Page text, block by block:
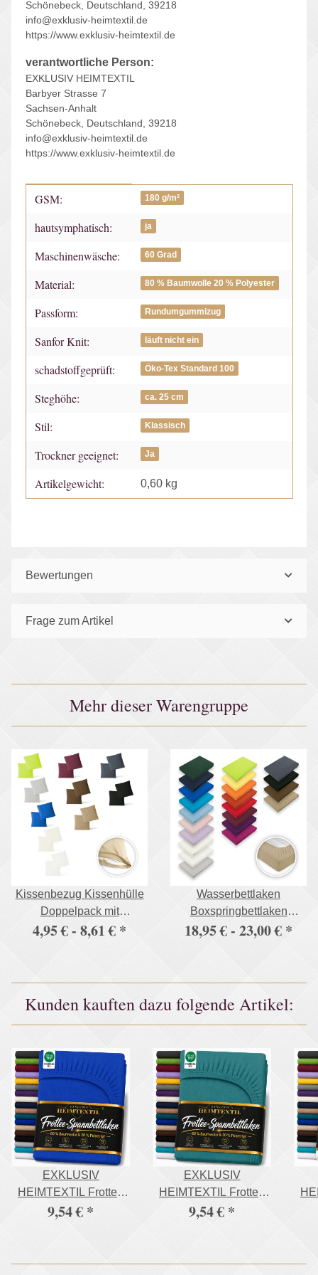
Schönebeck, Deutschland, 39218
info@exklusiv-heimtextil.de
https://www.exklusiv-heimtextil.de
verantwortliche Person:
EXKLUSIV HEIMTEXTIL
Barbyer Strasse 7
Sachsen-Anhalt
Schönebeck, Deutschland, 39218
info@exklusiv-heimtextil.de
https://www.exklusiv-heimtextil.de
Produkteigenschaft
Wert
GSM: 180 g/m²
hautsymphatisch: ja
Maschinenwäsche: 60 Grad
Material: 80 % Baumwolle 20 % Polyester
Passform: Rundumgummizug
Sanfor Knit: läuft nicht ein
schadstoffgeprüft: Öko-Tex Standard 100
Steghöhe: ca. 25 cm
Stil: Klassisch
Trockner geeignet: Ja
Artikelgewicht: 0,60 kg
Bewertungen
Frage zum Artikel
Mehr dieser Warengruppe
Kissenbezug Kissenhülle
Doppelpack mit
Reißverschluss 5 Größen
4,95 € - 8,61 € *
Wasserbettlaken
Boxspringbettlaken
Spannbettlaken 195 g/m²
18,95 € - 23,00 € *
Kunden kauften dazu folgende Artikel:
EXKLUSIV
HEIMTEXTIL Frottee
Spannbettlaken
9,54 € *
EXKLUSIV
HEIMTEXTIL Frottee
Spannbettlaken
9,54 € *